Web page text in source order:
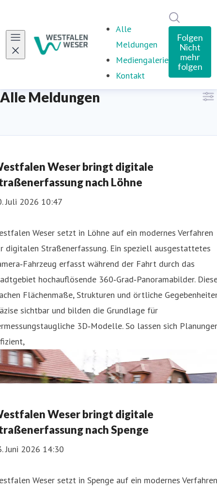
Alle
Meldungen
Mediengalerie
Kontakt
Folgen
Nicht
mehr
folgen
Alle Meldungen
Weser bringt digitale
nach Löhne
Juli 2026 10:47
Weser setzt in Löhne auf ein modernes Verfahren
digitalen Straßenerfassung. Ein speziell ausgestattetes
erfasst während der Fahrt durch das
hochauflösende 360‑Grad‑Panoramabilder.
Flächenmaße, Strukturen und örtliche
sichtbar und bilden die Grundlage für
3D‑Modelle. So lassen sich
Weser bringt digitale
nach Spenge
Juni 2026 14:30
Weser setzt in Spenge auf ein modernes Verfahren